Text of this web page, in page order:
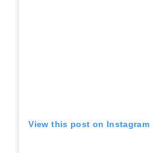
View this post on Instagram